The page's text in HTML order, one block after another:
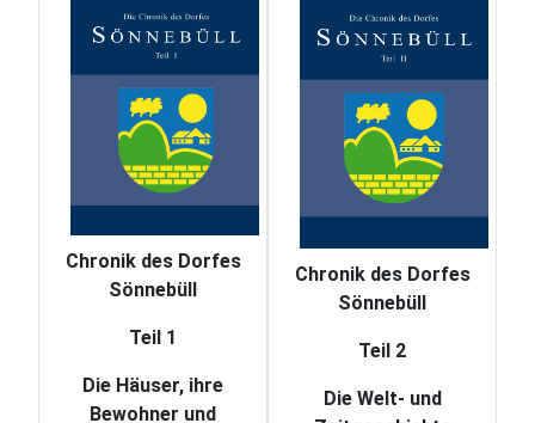
Chronik des Dorfes
Sönnebüll
Teil 1
Die Häuser, ihre
Bewohner und
Chronik des Dorfes
Sönnebüll
Teil 2
Die Welt- und